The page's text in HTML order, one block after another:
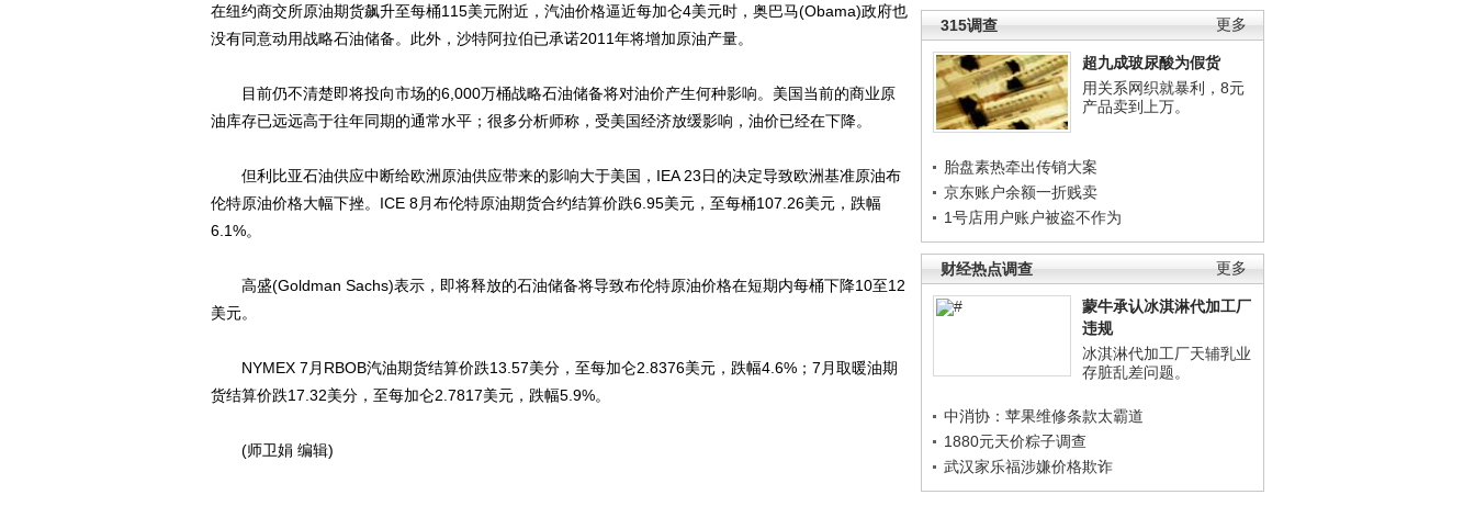
更多
315调查
超九成玻尿酸为假货
用关系网织就暴利，8元
产品卖到上万。
胎盘素热牵出传销大案
京东账户余额一折贱卖
1号店用户账户被盗不作为
更多
财经热点调查
蒙牛承认冰淇淋代加工厂
违规
冰淇淋代加工厂天辅乳业
存脏乱差问题。
中消协：苹果维修条款太霸道
1880元天价粽子调查
武汉家乐福涉嫌价格欺诈
在纽约商交所原油期货飙升至每桶115美元附近，汽油价格逼近每加仑4美元时，奥巴马(Obama)政府也
没有同意动用战略石油储备。此外，沙特阿拉伯已承诺2011年将增加原油产量。
目前仍不清楚即将投向市场的6,000万桶战略石油储备将对油价产生何种影响。美国当前的商业原
油库存已远远高于往年同期的通常水平；很多分析师称，受美国经济放缓影响，油价已经在下降。
但利比亚石油供应中断给欧洲原油供应带来的影响大于美国，IEA 23日的决定导致欧洲基准原油布
伦特原油价格大幅下挫。ICE 8月布伦特原油期货合约结算价跌6.95美元，至每桶107.26美元，跌幅
6.1%。
高盛(Goldman Sachs)表示，即将释放的石油储备将导致布伦特原油价格在短期内每桶下降10至12
美元。
NYMEX 7月RBOB汽油期货结算价跌13.57美分，至每加仑2.8376美元，跌幅4.6%；7月取暖油期
货结算价跌17.32美分，至每加仑2.7817美元，跌幅5.9%。
(师卫娟 编辑)